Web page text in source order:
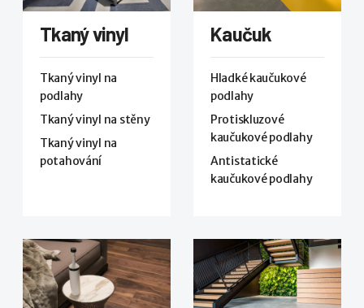
Tkaný vinyl
Tkaný vinyl na
podlahy
Tkaný vinyl na stěny
Tkaný vinyl na
potahování
Kaučuk
Hladké kaučukové
podlahy
Protiskluzové
kaučukové podlahy
Antistatické
kaučukové podlahy